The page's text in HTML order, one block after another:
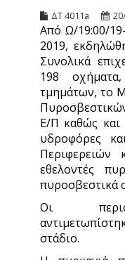
ΔΤ 4011a
Από Ω/19:00/
2019,
Συνολικά
198
τμημάτων, το
Ε/Π καθώς και
υδροφόρες
εθελοντές
πυροσβεστικά
Οι
στάδιο.